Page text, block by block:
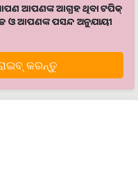
ଆପଣଙ୍କ ଆଗ୍ରହ ଥିବା ଟପିକ୍‌
ଓ ଆପଣଙ୍କ ପସନ୍ଦ ଅନୁଯାୟୀ
କରନ୍ତୁ